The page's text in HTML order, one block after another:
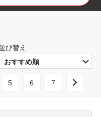
び替え
5 6 7